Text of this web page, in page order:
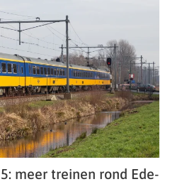
meer treinen rond Ede-